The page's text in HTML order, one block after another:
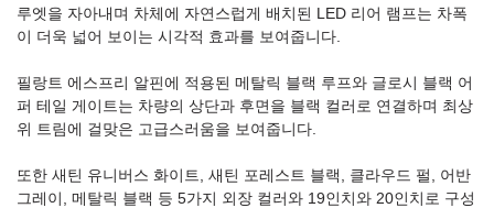
루엣을 자아내며 차체에 자연스럽게 배치된 LED 리어 램프는 차폭
이 더욱 넓어 보이는 시각적 효과를 보여줍니다.
필랑트 에스프리 알핀에 적용된 메탈릭 블랙 루프와 글로시 블랙 어
퍼 테일 게이트는 차량의 상단과 후면을 블랙 컬러로 연결하며 최상
위 트림에 걸맞은 고급스러움을 보여줍니다.
또한 새틴 유니버스 화이트, 새틴 포레스트 블랙, 클라우드 펄, 어반
그레이, 메탈릭 블랙 등 5가지 외장 컬러와 19인치와 20인치로 구성